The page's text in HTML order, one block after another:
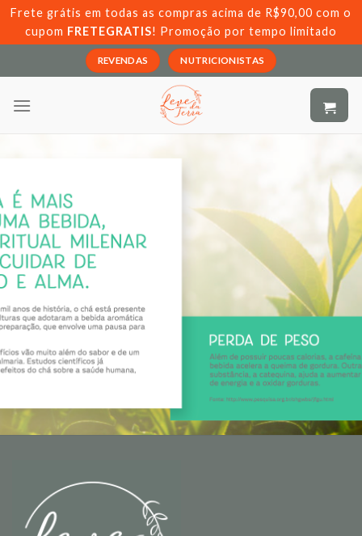
Skip
content
Frete grátis em todas as compras acima de R$90,00 com o
cupom FRETEGRATIS! Promoção por tempo limitado
REVENDAS NUTRICIONISTAS